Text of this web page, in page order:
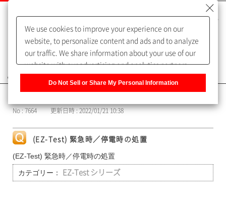
よくあるご質問（FAQ）
No : 7664 更新日時 : 2022/01/21 10:38
(EZ-Test) 緊急時／停電時の処置
(EZ-Test) 緊急時／停電時の処置
カテゴリー： EZ-Test シリーズ
We use cookies to improve your experience on our
website, to personalize content and ads and to analyze
our traffic. We share information about your use of our
website with our advertising and analytics partners,
of our sharing information about you with our partners.
Information] to customize your cookie settings on our
Do Not Sell or Share My Personal Information